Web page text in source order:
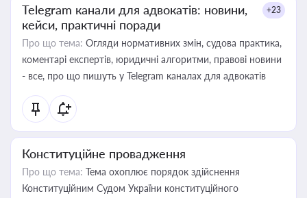
Telegram канали для адвокатів: новини,
кейси, практичні поради
+23
Про що тема: Огляди нормативних змін, судова практика,
коментарі експертів, юридичні алгоритми, правові новини
- все, про що пишуть у Telegram каналах для адвокатів
Конституційне провадження
Про що тема: Тема охоплює порядок здійснення
Конституційним Судом України конституційного